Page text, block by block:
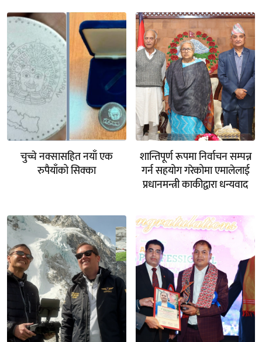
चुच्चे नक्सासहित नयाँ एक
रुपैयाँको सिक्का
शान्तिपूर्ण रूपमा निर्वाचन सम्पन्न
गर्न सहयोग गरेकोमा एमालेलाई
प्रधानमन्त्री काकीद्वारा धन्यवाद